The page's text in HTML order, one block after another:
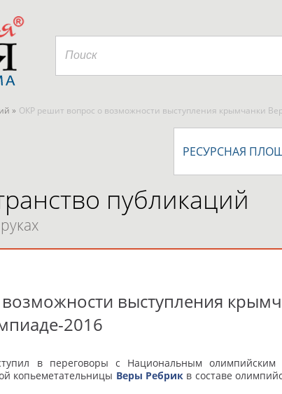
» ОКР решит вопрос о возможности выступления крымчанки
РЕСУРСНАЯ
публикаций
выступления
2016
в переговоры с Национальным
копьеметательницы Веры Ребрик в составе